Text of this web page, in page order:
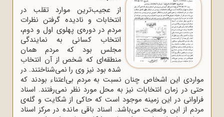
از عجیب‌ترین موارد تقلب در
انتخابات و نادیده گرفتن نظرات
مردم در دوره‌ی پهلوی اول و دوم،
انتخاب کسانی به نمایندگی
مجلس بود که مردم همان
منطقه‌ای که شخص از آن انتخاب
شده بود نیز وی را نمی‌شناختند. در
مواردی این اشخاص چنان نسبت به مردم بی‌اعتناء بودند که
حتی در زمان انتخابات نیز به محل مورد نظر نمی‌رفتند. اسناد
فراوانی در این زمینه موجود است که حاکی از شکایت و گله‌ی
مردم از این وضعیت می‌باشد. اسناد باقی مانده در مرکز اسناد